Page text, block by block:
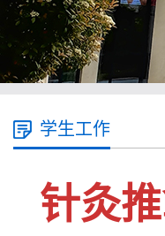
学生工作
针灸